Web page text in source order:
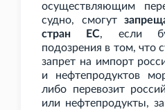
осуществляющим
судно, смогут
стран ЕС, если
подозрения в том, что
запрет на импорт
и нефтепродуктов
либо перевозит
или нефтепродукты,